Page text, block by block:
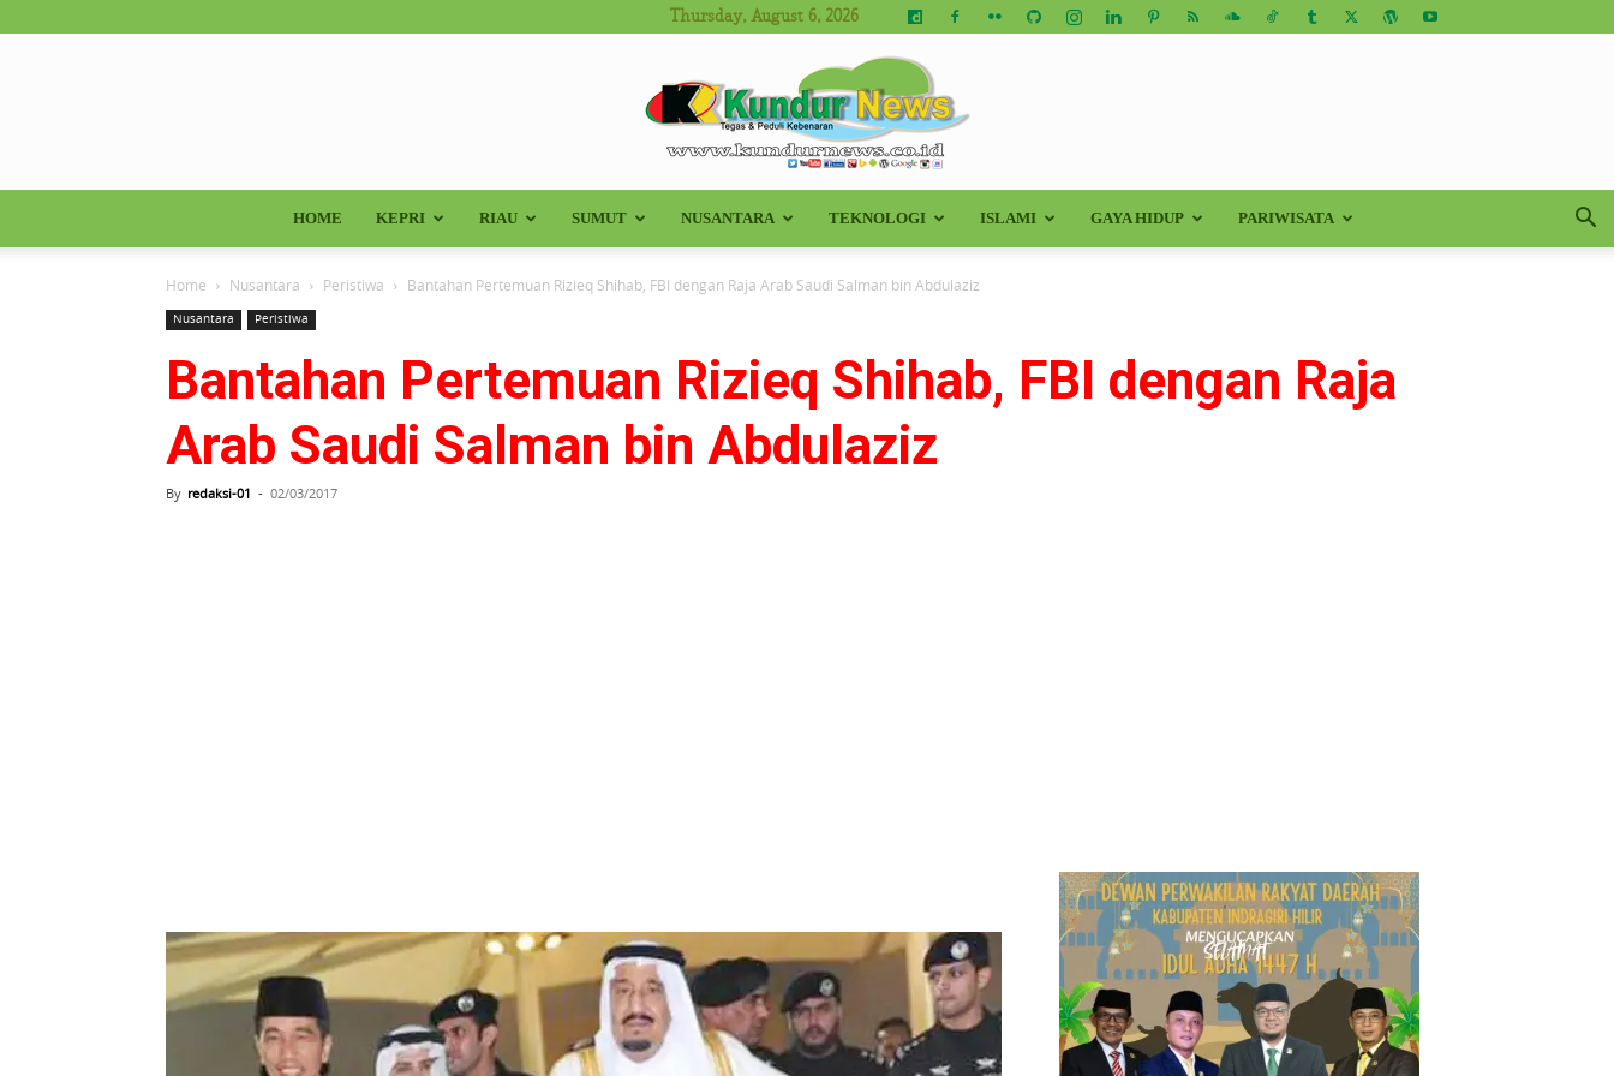
Thursday, August 6, 2026
Kundur
News
HOME KEPRI RIAU SUMUT NUSANTARA TEKNOLOGI ISLAMI GAYA HIDUP PARIWISATA
Home Nusantara Peristiwa Bantahan Pertemuan Rizieq Shihab, FBI dengan Raja Arab Saudi Salman bin Abdulaziz
Nusantara Peristiwa
Bantahan Pertemuan Rizieq Shihab, FBI dengan Raja
Arab Saudi Salman bin Abdulaziz
By redaksi-01 - 02/03/2017